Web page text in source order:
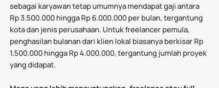
sebagai karyawan tetap umumnya mendapat gaji antara
Rp 3.500.000 hingga Rp 6.000.000 per bulan, tergantung
kota dan jenis perusahaan. Untuk freelancer pemula,
penghasilan bulanan dari klien lokal biasanya berkisar Rp
1.500.000 hingga Rp 4.000.000, tergantung jumlah proyek
yang didapat.